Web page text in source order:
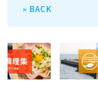
» BACK